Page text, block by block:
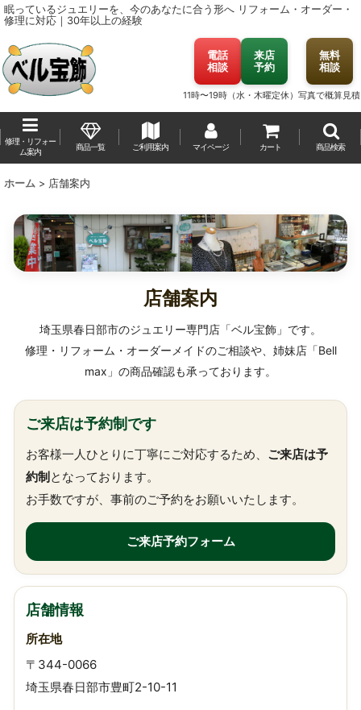
眠っているジュエリーを、今のあなたに合う形へ リフォーム・オーダー・
修理に対応｜30年以上の経験
電話
相談
来店
予約
11時〜19時（水・木曜定休）
無料
相談
写真で概算見積
修理・リフォー
ム案内
商品一覧 ご利用案内 マイページ カート 商品検索
ホーム > 店舗案内
店舗案内
埼玉県春日部市のジュエリー専門店「ベル宝飾」です。
修理・リフォーム・オーダーメイドのご相談や、姉妹店「Bell
max」の商品確認も承っております。
ご来店は予約制です
お客様一人ひとりに丁寧にご対応するため、 ご来店は予
約制となっております。
お手数ですが、事前のご予約をお願いいたします。
ご来店予約フォーム
店舗情報
所在地
〒344-0066
埼玉県春日部市豊町2-10-11